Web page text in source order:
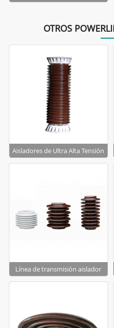
OTROS
Aisladores de Ultra Alta Tensión
Línea de transmisión aislador